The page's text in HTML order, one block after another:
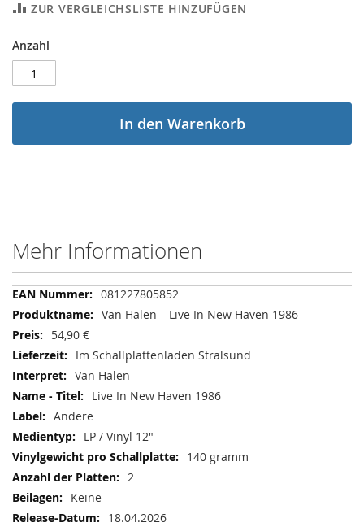
ZUR VERGLEICHSLISTE HINZUFÜGEN
Anzahl
In den Warenkorb
Mehr Informationen
Mehr
Informationen
081227805852
Van Halen – Live In New Haven 1986
54,90 €
Im Schallplattenladen Stralsund
Van Halen
Live In New Haven 1986
Andere
LP / Vinyl 12"
140 gramm
2
Keine
18.04.2026